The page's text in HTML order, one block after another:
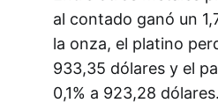
al contado ganó un
la onza, el platino
933,35 dólares y el
0,1% a 923,28 dólares.